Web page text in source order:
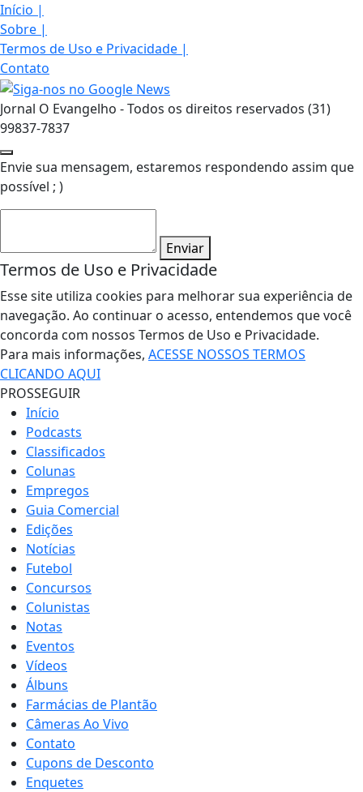
Início |
Sobre |
Termos de Uso e Privacidade |
Contato
Jornal O Evangelho - Todos os direitos reservados (31)
99837-7837
Envie sua mensagem, estaremos respondendo assim que
possível ; )
Enviar
Termos de Uso e Privacidade
Esse site utiliza cookies para melhorar sua experiência de
navegação. Ao continuar o acesso, entendemos que você
concorda com nossos Termos de Uso e Privacidade.
Para mais informações, ACESSE NOSSOS TERMOS
CLICANDO AQUI
PROSSEGUIR
Início
Podcasts
Classificados
Colunas
Empregos
Guia Comercial
Edições
Notícias
Futebol
Concursos
Colunistas
Notas
Eventos
Vídeos
Álbuns
Farmácias de Plantão
Câmeras Ao Vivo
Contato
Cupons de Desconto
Enquetes